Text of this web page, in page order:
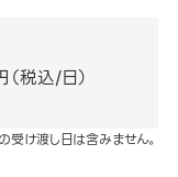
（税込/日）
け渡し日は含みません。